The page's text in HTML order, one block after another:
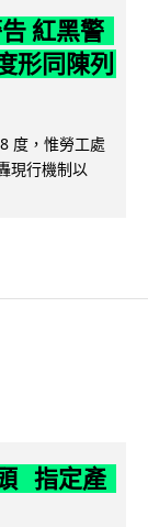
紅黑警
形同陳列
度，惟勞工處
現行機制以
指定產